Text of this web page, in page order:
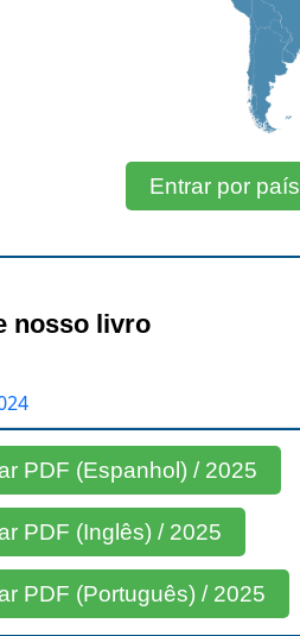
Entrar por país
nosso livro
PDF (Espanhol) / 2025
PDF (Inglês) / 2025
PDF (Português) / 2025